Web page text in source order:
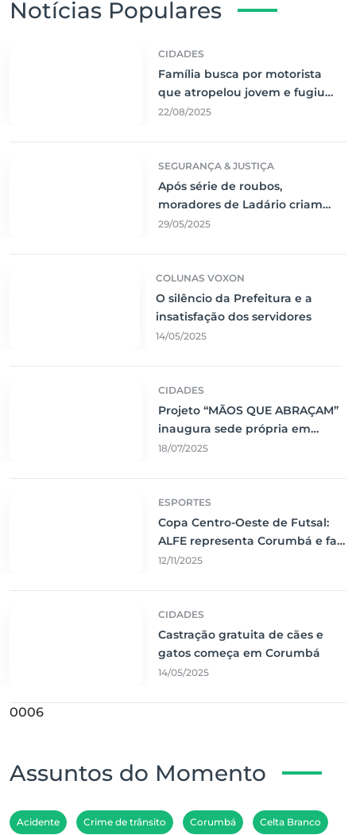
Notícias Populares
CIDADES
Família busca por motorista
que atropelou jovem e fugiu
sem prestar socorro
22/08/2025
SEGURANÇA & JUSTIÇA
Após série de roubos,
moradores de Ladário criam
rede de segurança comunitária
29/05/2025
COLUNAS VOXON
O silêncio da Prefeitura e a
insatisfação dos servidores
14/05/2025
CIDADES
Projeto “MÃOS QUE ABRAÇAM”
inaugura sede própria em
Corumbá
18/07/2025
ESPORTES
Copa Centro-Oeste de Futsal:
ALFE representa Corumbá e faz
jogo emocionante contra o Vila
12/11/2025
CIDADES
Castração gratuita de cães e
gatos começa em Corumbá
14/05/2025
0006
Assuntos do Momento
Acidente Crime de trânsito Corumbá Celta Branco